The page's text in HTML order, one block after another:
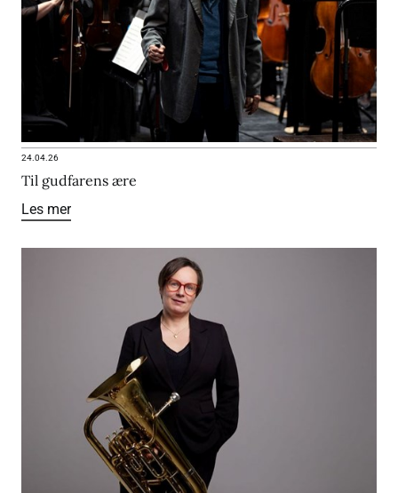
24.04.26
Til gudfarens ære
Les mer